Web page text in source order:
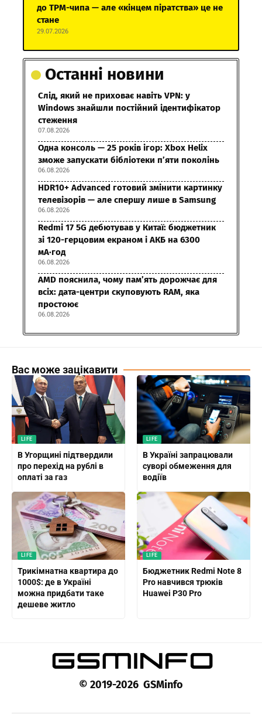
до TPM-чипа — але «кінцем піратства» це не
стане
29.07.2026
Останні новини
Слід, який не приховає навіть VPN: у
Windows знайшли постійний ідентифікатор
стеження
07.08.2026
Одна консоль — 25 років ігор: Xbox Helix
зможе запускати бібліотеки п’яти поколінь
06.08.2026
HDR10+ Advanced готовий змінити картинку
телевізорів — але спершу лише в Samsung
06.08.2026
Redmi 17 5G дебютував у Китаї: бюджетник
зі 120-герцовим екраном і АКБ на 6300
мА·год
06.08.2026
AMD пояснила, чому пам’ять дорожчає для
всіх: дата-центри скуповують RAM, яка
простоює
06.08.2026
Вас може зацікавити
LIFE
В Угорщині підтвердили
про перехід на рублі в
оплаті за газ
LIFE
В Україні запрацювали
суворі обмеження для
водіїв
LIFE
Трикімнатна квартира до
1000$: де в Україні
можна придбати таке
дешеве житло
LIFE
Бюджетник Redmi Note 8
Pro навчився трюків
Huawei P30 Pro
© 2019-2026 GSMinfo